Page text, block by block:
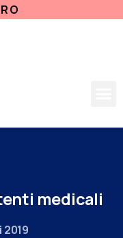
medicali